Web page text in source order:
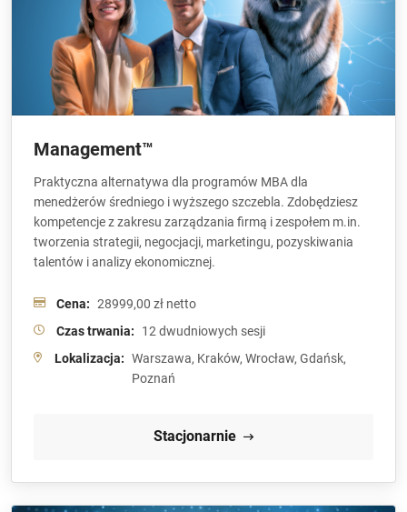
Management™
Praktyczna alternatywa dla programów MBA dla
menedżerów średniego i wyższego szczebla. Zdobędziesz
kompetencje z zakresu zarządzania firmą i zespołem m.in.
tworzenia strategii, negocjacji, marketingu, pozyskiwania
talentów i analizy ekonomicznej.
Cena: 28999,00 zł netto
Czas trwania:
12 dwudniowych sesji
Lokalizacja: Warszawa, Kraków, Wrocław, Gdańsk,
Poznań
Stacjonarnie